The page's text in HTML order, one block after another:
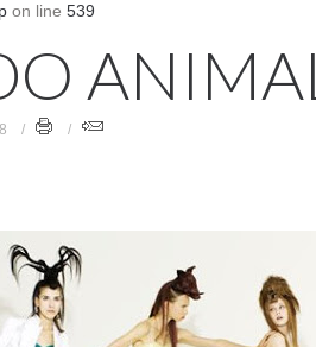
on line 539
ANIMAL